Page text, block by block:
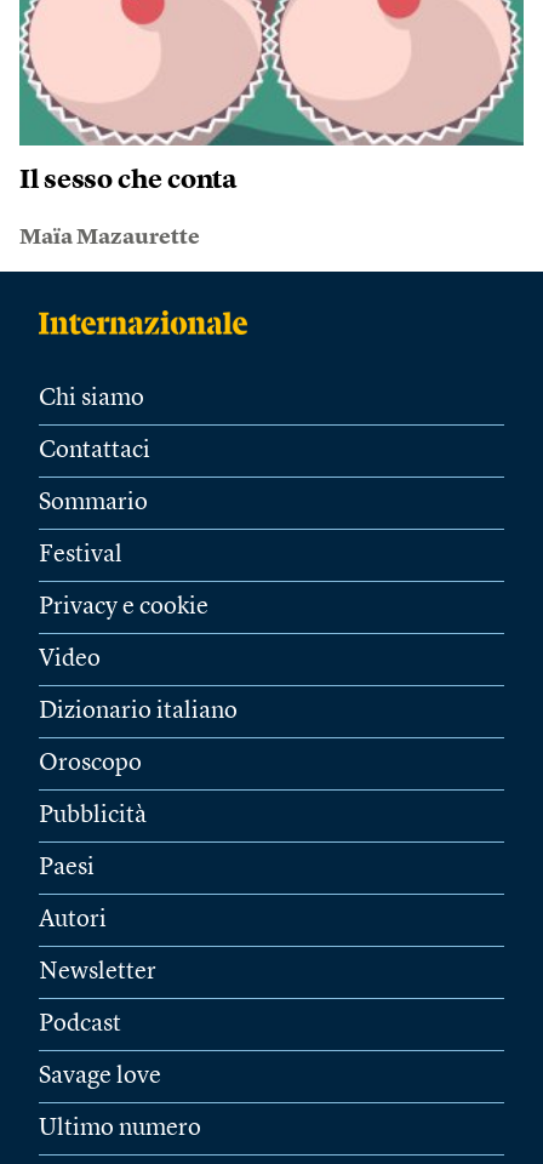
Il sesso che conta
Maïa Mazaurette
Chi siamo
Contattaci
Sommario
Festival
Privacy e cookie
Video
Dizionario italiano
Oroscopo
Pubblicità
Paesi
Autori
Newsletter
Podcast
Savage love
Ultimo numero